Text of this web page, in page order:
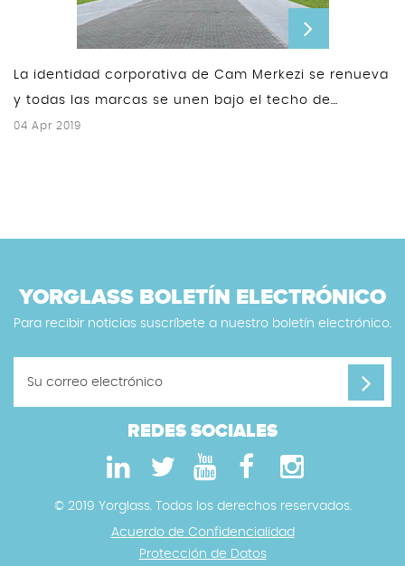
La identidad corporativa de Cam Merkezi se renueva
y todas las marcas se unen bajo el techo de
Yorglass
04 Apr 2019
YORGLASS BOLETÍN ELECTRÓNICO
Para recibir noticias suscríbete a nuestro boletín electrónico.
REDES SOCIALES
© 2019 Yorglass. Todos los derechos reservados.
Acuerdo de Confidencialidad
Protección de Datos